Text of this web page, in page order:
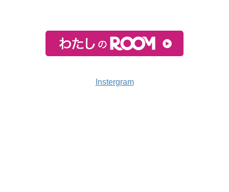
Instergram